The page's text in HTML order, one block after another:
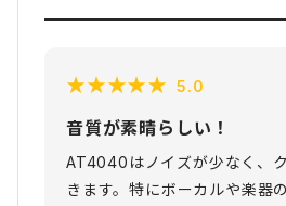
★★★★★ 5.0
音質が素晴らしい！
AT4040はノイズが少なく、
きます。特にボーカルや楽器